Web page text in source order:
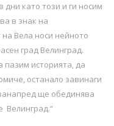
като този и ги носим
в знак на
Вела носи нейното
град Велинград.
историята, да
останало завинаги
ще обединява
Велинград.“